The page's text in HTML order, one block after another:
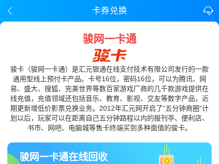
卡券兑换
骏网一卡通
骏卡（骏网一卡通）是汇元银通在线支付技术有限公司发行的一款
通用型线上预付卡产品。卡号16位，密码16位，可以为腾讯、网
易、盛大、搜狐、完美世界等数百家游戏厂商的几千款游戏提供在
线充值，充值领域还包括音乐、教育、影视、交友等数字产品，近
期更新增低价影票兑换业务。2012年汇元网开启了“五分钟商圈”计
划以后，玩家可以在距离自己五分钟路程以内的报刊亭、便利店、
书市、网吧、电脑城等售卡终端买到多种面值的骏卡。
骏网一卡通在线回收